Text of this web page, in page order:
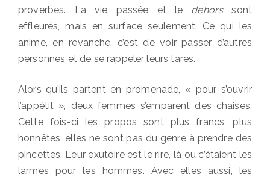
proverbes. La vie passée et le dehorssont
effleurés, mais en surface seulement. Ce qui les
anime, en revanche, c’est de voir passer d’autres
personnes et de se rappeler leurs tares.
Alors qu’ils partent en promenade, « pour s’ouvrir
l’appétit », deux femmes s’emparent des chaises.
Cette fois-ci les propos sont plus francs, plus
honnêtes, elles ne sont pas du genre à prendre des
pincettes. Leur exutoire est le rire, là où c’étaient les
larmes pour les hommes. Avec elles aussi, les